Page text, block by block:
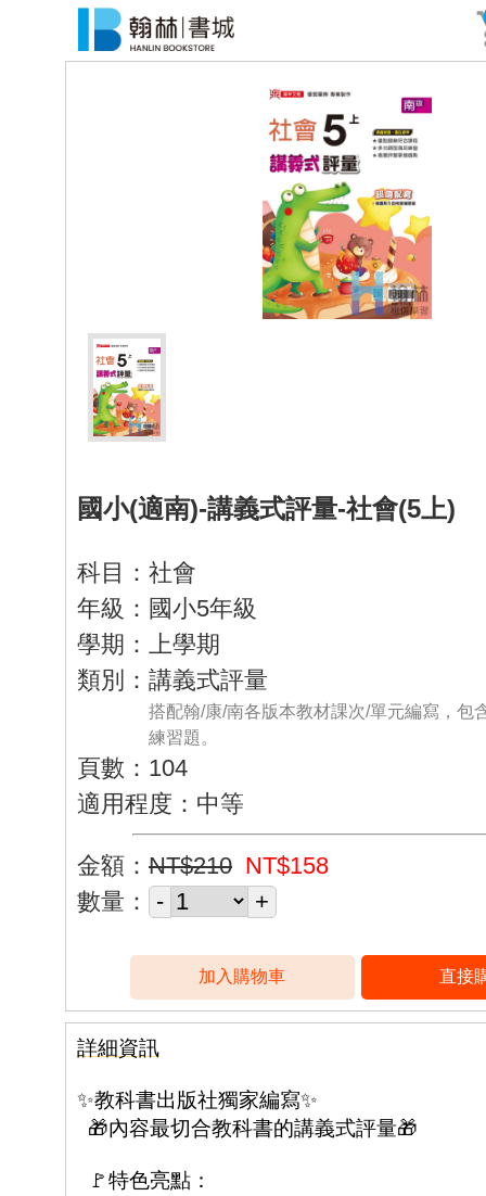
國小(適南)-講義式評量-社會(5上)
科目：社會
年級：國小5年級
學期：上學期
類別：講義式評量
搭配翰/康/南各版本教材課次/單元編寫，包
練習題。
頁數：104
適用程度：中等
金額： NT$210 NT$158
數量：
詳細資訊
✨教科書出版社獨家編寫✨
🎁內容最切合教科書的講義式評量🎁
🚩特色亮點：